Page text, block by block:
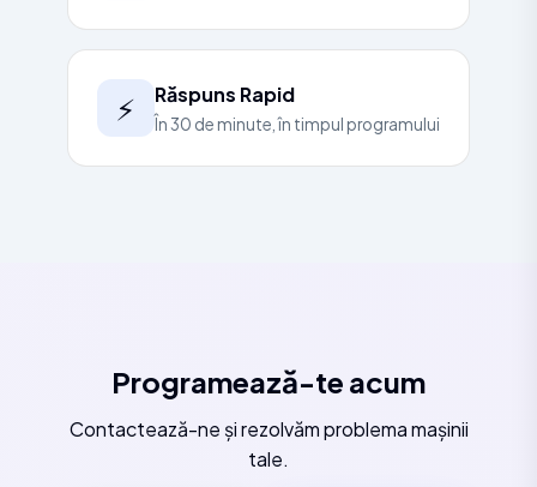
⚡ Răspuns Rapid
În 30 de minute, în timpul programului
Programează-te acum
Contactează-ne și rezolvăm problema mașinii
tale.